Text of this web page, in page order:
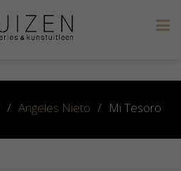
/ Angeles Nieto / Mi Tesoro